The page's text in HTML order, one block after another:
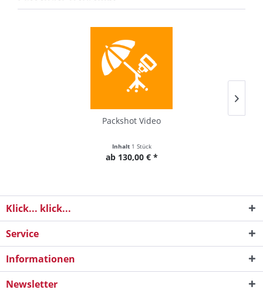
Packshot Video
Inhalt 1 Stück
ab 130,00 € *
Klick... klick...
Service
Informationen
Newsletter